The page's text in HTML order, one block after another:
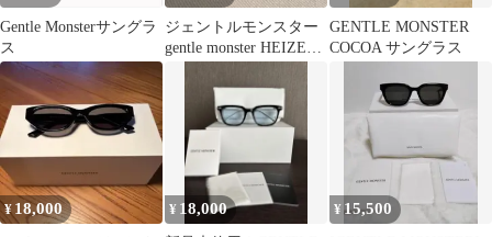
Gentle Monsterサングラ
ス
ジェントルモンスター
gentle monster HEIZER
GENTLE MONSTER
COCOA サングラス
¥ 18,000 ¥ 18,000 ¥15,500